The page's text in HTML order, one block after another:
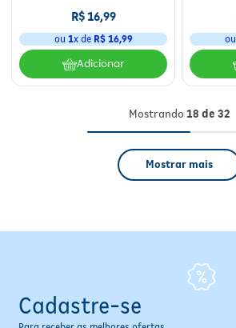
R$16,99
ou 1x de R$ 16,99
Adicionar
ou
Mostrando 18 de 32
Mostrar mais
Cadastre-se